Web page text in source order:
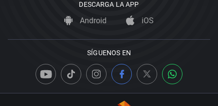
DESCARGA LA APP
Android iOS
SÍGUENOS EN